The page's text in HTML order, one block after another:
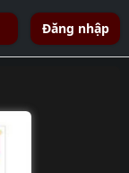
Đăng nhập